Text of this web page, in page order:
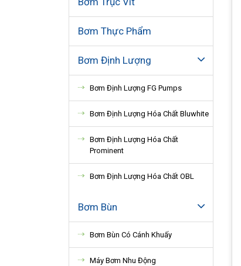
Bơm Thực Phẩm
Bơm Định Lượng
Bơm Định Lượng FG Pumps
Bơm Định Lượng Hóa Chất Bluwhite
Bơm Định Lượng Hóa Chất
Prominent
Bơm Định Lượng Hóa Chất OBL
Bơm Bùn
Bơm Bùn Có Cánh Khuấy
Máy Bơm Nhu Động